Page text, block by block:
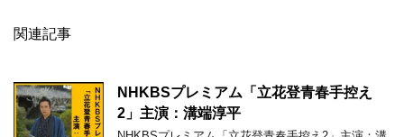
関連記事
NHKBSプレミアム「立花登青春手控え
2」主演：溝端淳平